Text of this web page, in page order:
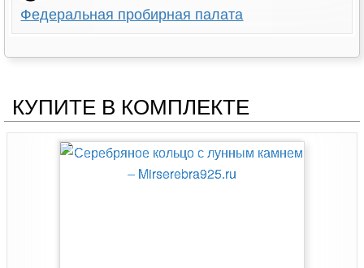
Федеральная пробирная палата
КУПИТЕ В КОМПЛЕКТЕ